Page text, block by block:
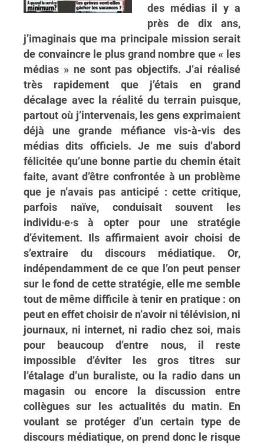
des médias il y a
près de dix ans,
j’imaginais que ma principale mission serait
de convaincre le plus grand nombre que « les
médias » ne sont pas objectifs. J’ai réalisé
très rapidement que j’étais en grand
décalage avec la réalité du terrain puisque,
partout où j’intervenais, les gens exprimaient
déjà une grande méfiance vis-à-vis des
médias dits officiels. Je me suis d’abord
félicitée qu’une bonne partie du chemin était
faite, avant d’être confrontée à un problème
que je n’avais pas anticipé : cette critique,
parfois naïve, conduisait souvent les
individu·e·s à opter pour une stratégie
d’évitement. Ils affirmaient avoir choisi de
s’extraire du discours médiatique. Or,
indépendamment de ce que l’on peut penser
sur le fond de cette stratégie, elle me semble
tout de même difficile à tenir en pratique : on
peut en effet choisir de n’avoir ni télévision, ni
journaux, ni internet, ni radio chez soi, mais
pour beaucoup d’entre nous, il reste
impossible d’éviter les gros titres sur
l’étalage d’un buraliste, ou la radio dans un
magasin ou encore la discussion entre
collègues sur les actualités du matin. En
voulant se protéger d’un certain type de
discours médiatique, on prend donc le risque